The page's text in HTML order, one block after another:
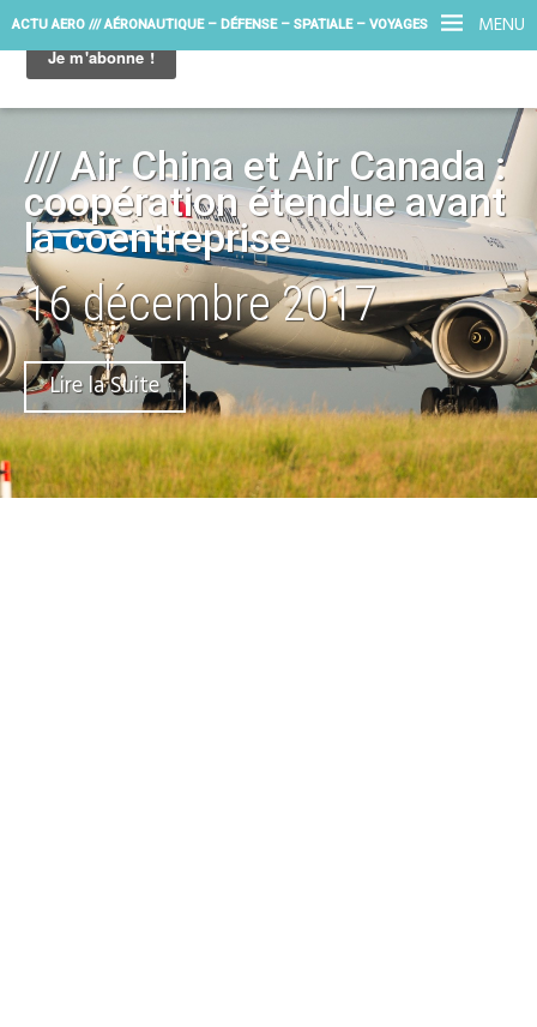
MENU
ACTU AERO /// AÉRONAUTIQUE – DÉFENSE – SPATIALE – VOYAGES
/// Air China et Air Canada :
coopération étendue avant
la coentreprise
16 décembre 2017
Lire la Suite